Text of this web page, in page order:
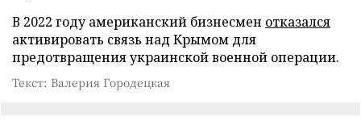
В 2022 году американский бизнесмен отказался
активировать связь над Крымом для
предотвращения украинской военной операции.
Текст: Валерия Городецкая